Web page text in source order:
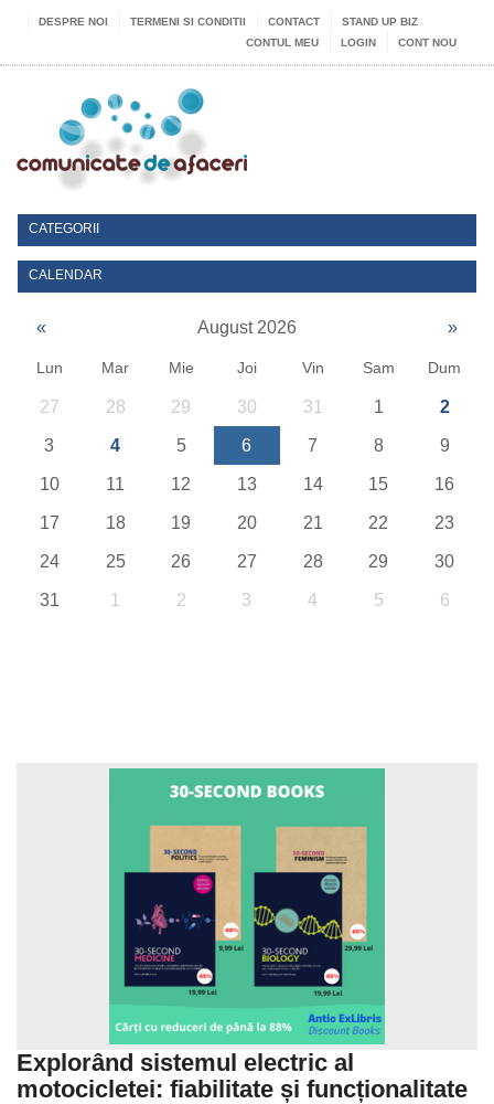
DESPRE NOI TERMENI SI CONDITII CONTACT
STAND UP BIZ
CONTUL MEU
LOGIN CONT NOU
CATEGORII
CALENDAR
« August 2026 »
Lun Mar Mie Joi Vin Sam Dum
27 28 29 30 31 1 2
3 4 5 6 7 8 9
10 11 12 13 14 15 16
17 18 19 20 21 22 23
24 25 26 27 28 29 30
31 1 2 3 4 5 6
Explorând sistemul electric al
motocicletei: fiabilitate și funcționalitate